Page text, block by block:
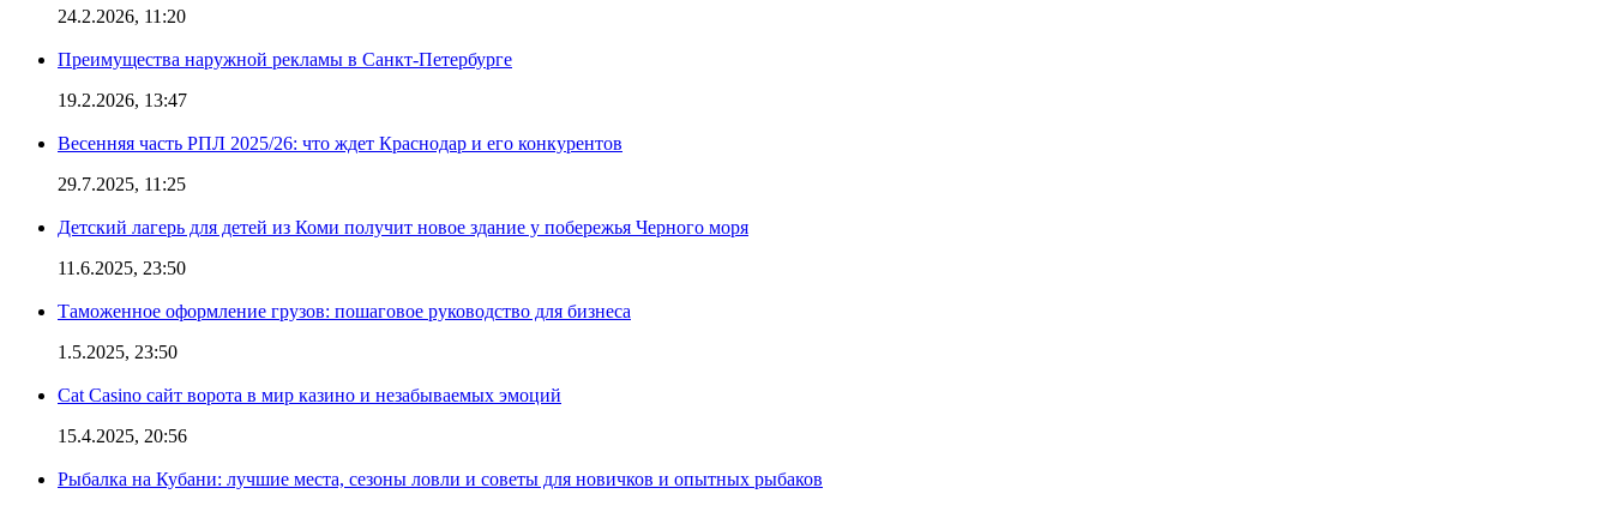
24.2.2026, 11:20
Преимущества наружной рекламы в Санкт-Петербурге
19.2.2026, 13:47
Весенняя часть РПЛ 2025/26: что ждет Краснодар и его конкурентов
29.7.2025, 11:25
Детский лагерь для детей из Коми получит новое здание у побережья Черного моря
11.6.2025, 23:50
Таможенное оформление грузов: пошаговое руководство для бизнеса
1.5.2025, 23:50
Cat Casino сайт ворота в мир казино и незабываемых эмоций
15.4.2025, 20:56
Рыбалка на Кубани: лучшие места, сезоны ловли и советы для новичков и опытных рыбаков